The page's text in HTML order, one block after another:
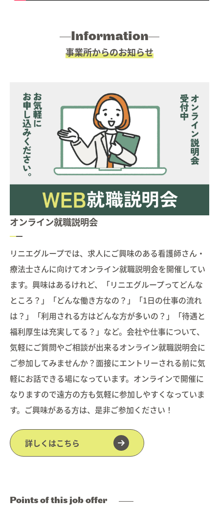
よくあるご質問
09. お問い合わせ
Information
事業所からのお知らせ
オンライン就職説明会
リニエグループでは、求人にご興味のある看護師さん・
療法士さんに向けてオンライン就職説明会を開催してい
ます。興味はあるけれど、「リニエグループってどんな
ところ？」「どんな働き方なの？」「1日の仕事の流れ
は？」「利用される方はどんな方が多いの？」「待遇と
福利厚生は充実してる？」など。会社や仕事について、
気軽にご質問やご相談が出来るオンライン就職説明会に
ご参加してみませんか？面接にエントリーされる前に気
軽にお話できる場になっています。オンラインで開催に
なりますので遠方の方も気軽に参加しやすくなっていま
す。ご興味がある方は、是非ご参加ください！
詳しくはこちら
Points of this job offer